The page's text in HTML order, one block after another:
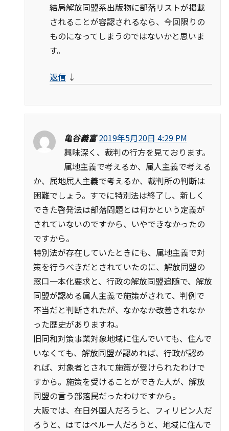
結局解放同盟系出版物に部落リストが掲載
されることが容認されるなら、今回限りの
ものになってしまうのではないかと思いま
す。
返信 ↓
亀谷義富 2019年5月20日 4:29 PM
興味深く、裁判の行方を見ております。
属地主義で考えるか、属人主義で考える
か、属地属人主義で考えるか、裁判所の判断は
困難でしょう。すでに特別法は終了し、新しく
できた啓発法は部落問題とは何かという定義が
されていないのですから、いやできなかったの
ですから。
特別法が存在していたときにも、属地主義で対
策を行うべきだとされていたのに、解放同盟の
窓口一本化要求と、行政の解放同盟追随で、解放
同盟が認める属人主義で施策がされて、判例で
不当だと判断されたが、なかなか改善されなか
った歴史がありますね。
旧同和対策事業対象地域に住んでいても、住んで
いなくても、解放同盟が認めれば、行政が認め
れば、対象者とされて施策が受けられたわけで
すから。施策を受けることができた人が、解放
同盟の言う部落民だったわけですから。
大阪では、在日外国人だろうと、フィリピン人だ
ろうと、はてはペルー人だろうと、地域に住んで